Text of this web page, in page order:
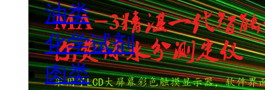
油类
化学试剂
肉类